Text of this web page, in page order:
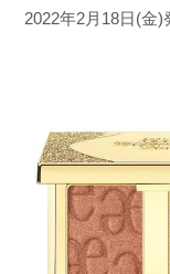
2022年2月 18日(金)